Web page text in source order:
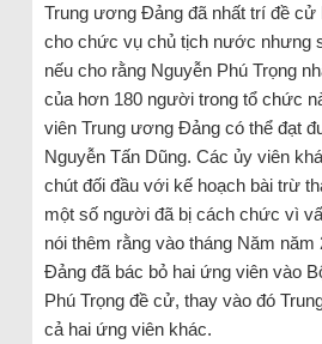
Trung ương Đảng đã nhất trí đề cử
cho chức vụ chủ tịch nước nhưng
nếu cho rằng Nguyễn Phú Trọng
của hơn 180 người trong tổ chức
viên Trung ương Đảng có thể đạt
Nguyễn Tấn Dũng. Các ủy viên
chút đối đầu với kế hoạch bài trừ
một số người đã bị cách chức vì
nói thêm rằng vào tháng Năm
Đảng đã bác bỏ hai ứng viên vào
Phú Trọng đề cử, thay vào đó
cả hai ứng viên khác.